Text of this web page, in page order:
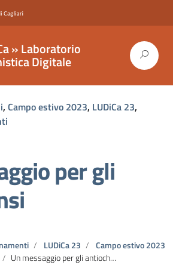
» Laboratorio
Digitale
, Campo estivo 2023, LUDiCa 23,
per gli
LUDiCa 23
Campo estivo 2023
Un messaggio per gli antiochensi